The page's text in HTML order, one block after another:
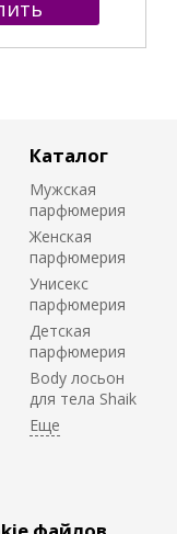
Каталог
Мужская
парфюмерия
Женская
парфюмерия
Унисекс
парфюмерия
Детская
парфюмерия
Body лосьон
для тела Shaik